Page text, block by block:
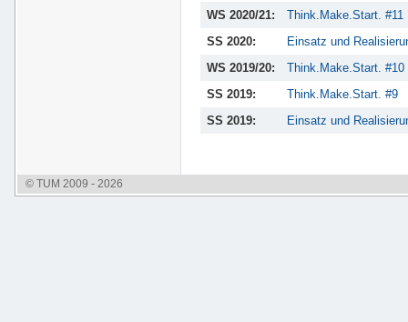
WS 2020/21:
Think.Make.Start. #11
SS 2020:
Einsatz und
WS 2019/20:
Think.Make.Start. #10
SS 2019:
Think.Make.Start. #9
SS 2019:
Einsatz und
© TUM 2009 - 2026